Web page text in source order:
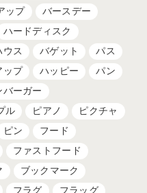
ップ
バースデー
ハードディスク
ウス バゲット
パス
ップ ハッピー
パン
バーガー
ル ピアノ
ピクチャ
ピン
フード
ファストフード
ブックマーク
フラグ
フラッグ